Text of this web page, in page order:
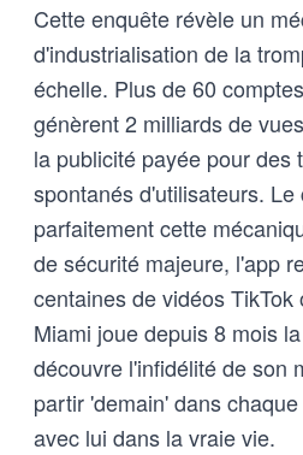
Cette enquête révèle un
d'industrialisation de la
échelle. Plus de 60
génèrent 2 milliards de
la publicité payée pour des
spontanés d'utilisateurs. Le
parfaitement cette
de sécurité majeure, l'app
centaines de vidéos
Miami joue depuis 8 mois
découvre l'infidélité de son
partir 'demain' dans
avec lui dans la vraie vie.